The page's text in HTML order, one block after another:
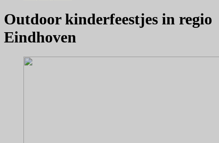
Outdoor kinderfeestjes in regio
Eindhoven